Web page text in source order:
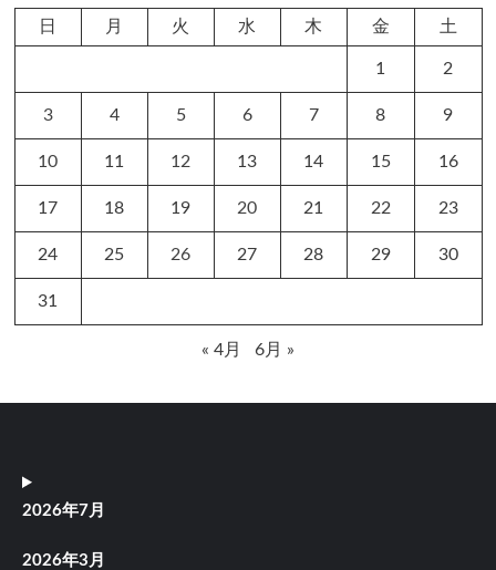
日 月 火 水 木 金 土
1 2
3 4 5 6 7 8 9
10 11 12 13 14 15 16
17 18 19 20 21 22 23
24 25 26 27 28 29 30
31
« 4月 6月 »
2026年7月
2026年3月